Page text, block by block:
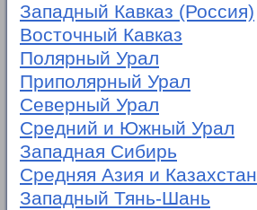
Западный Кавказ (Россия)
Восточный Кавказ
Полярный Урал
Приполярный Урал
Северный Урал
Средний и Южный Урал
Западная Сибирь
Средняя Азия и Казахстан
Западный Тянь-Шань